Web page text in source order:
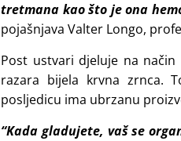
tretmana kao što je ona
pojašnjava Valter Longo,
Post ustvari djeluje na
razara bijela krvna zrnca.
posljedicu ima ubrzanu
“Kada gladujete, vaš se